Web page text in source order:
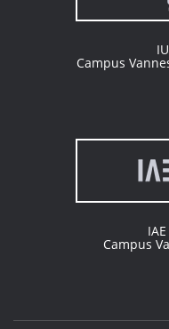
Campus
Campus